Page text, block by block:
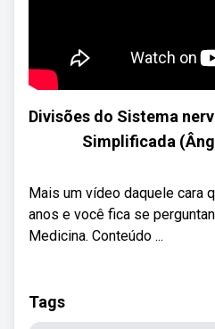
Divisões do Sistema
Simplificada
Mais um vídeo daquele cara
anos e você fica se
Medicina. Conteúdo ...
Tags